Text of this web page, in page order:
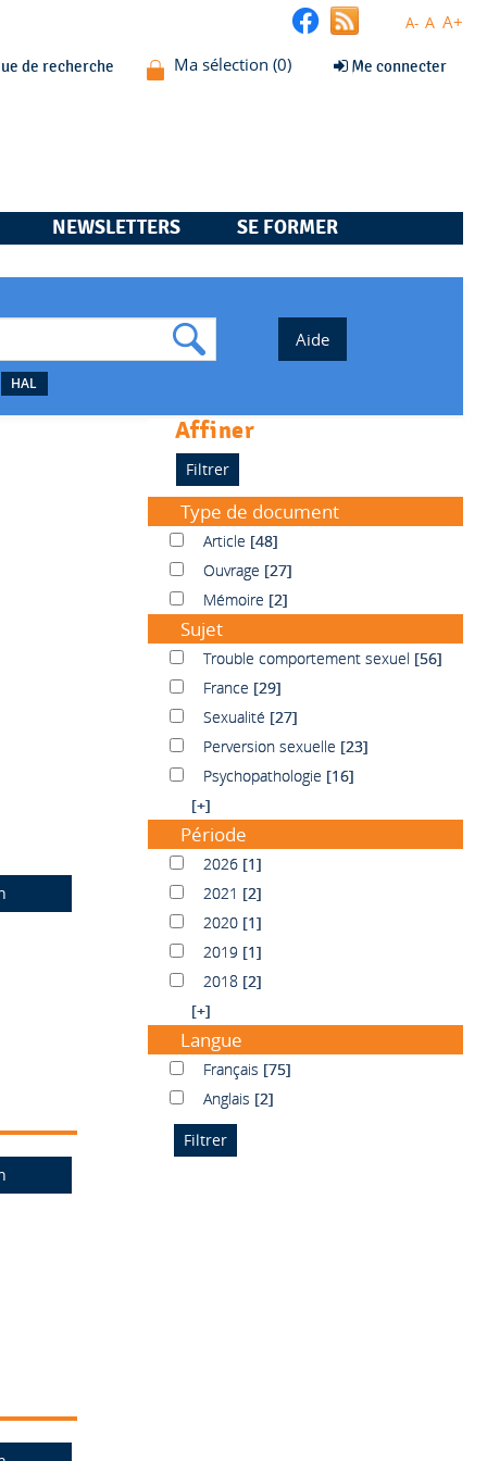
A- A A+
de recherche Me connecter
NEWSLETTERS SE FORMER
HAL
affiner
Type de document
ArticleArticle [48]
OuvrageOuvrage [27]
MémoireMémoire [2]
Sujet
Trouble comportement sexuel
Trouble comportement sexuel [56]
FranceFrance [29]
SexualitéSexualité [27]
Perversion sexuelle
Perversion sexuelle [23]
Psychopathologie
Psychopathologie [16]
[+]
Période
20262026 [1]
20212021 [2]
20202020 [1]
20192019 [1]
20182018 [2]
[+]
Langue
FrançaisFrançais [75]
AnglaisAnglais [2]